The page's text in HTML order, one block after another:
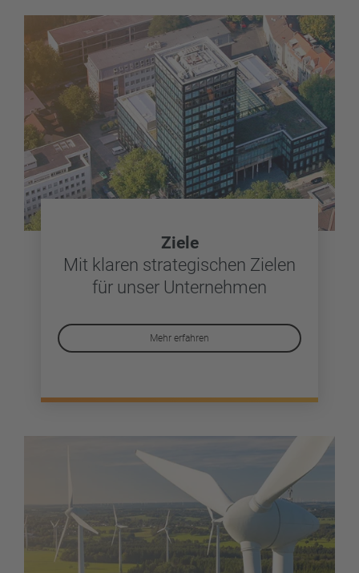
Ziele
Mit klaren strategischen Zielen
für unser Unternehmen
Mehr erfahren